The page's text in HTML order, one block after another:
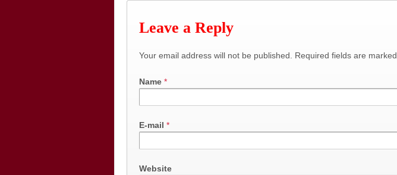
Leave a Reply
Your email address will not be published. Required fields are marked
Name *
E-mail *
Website